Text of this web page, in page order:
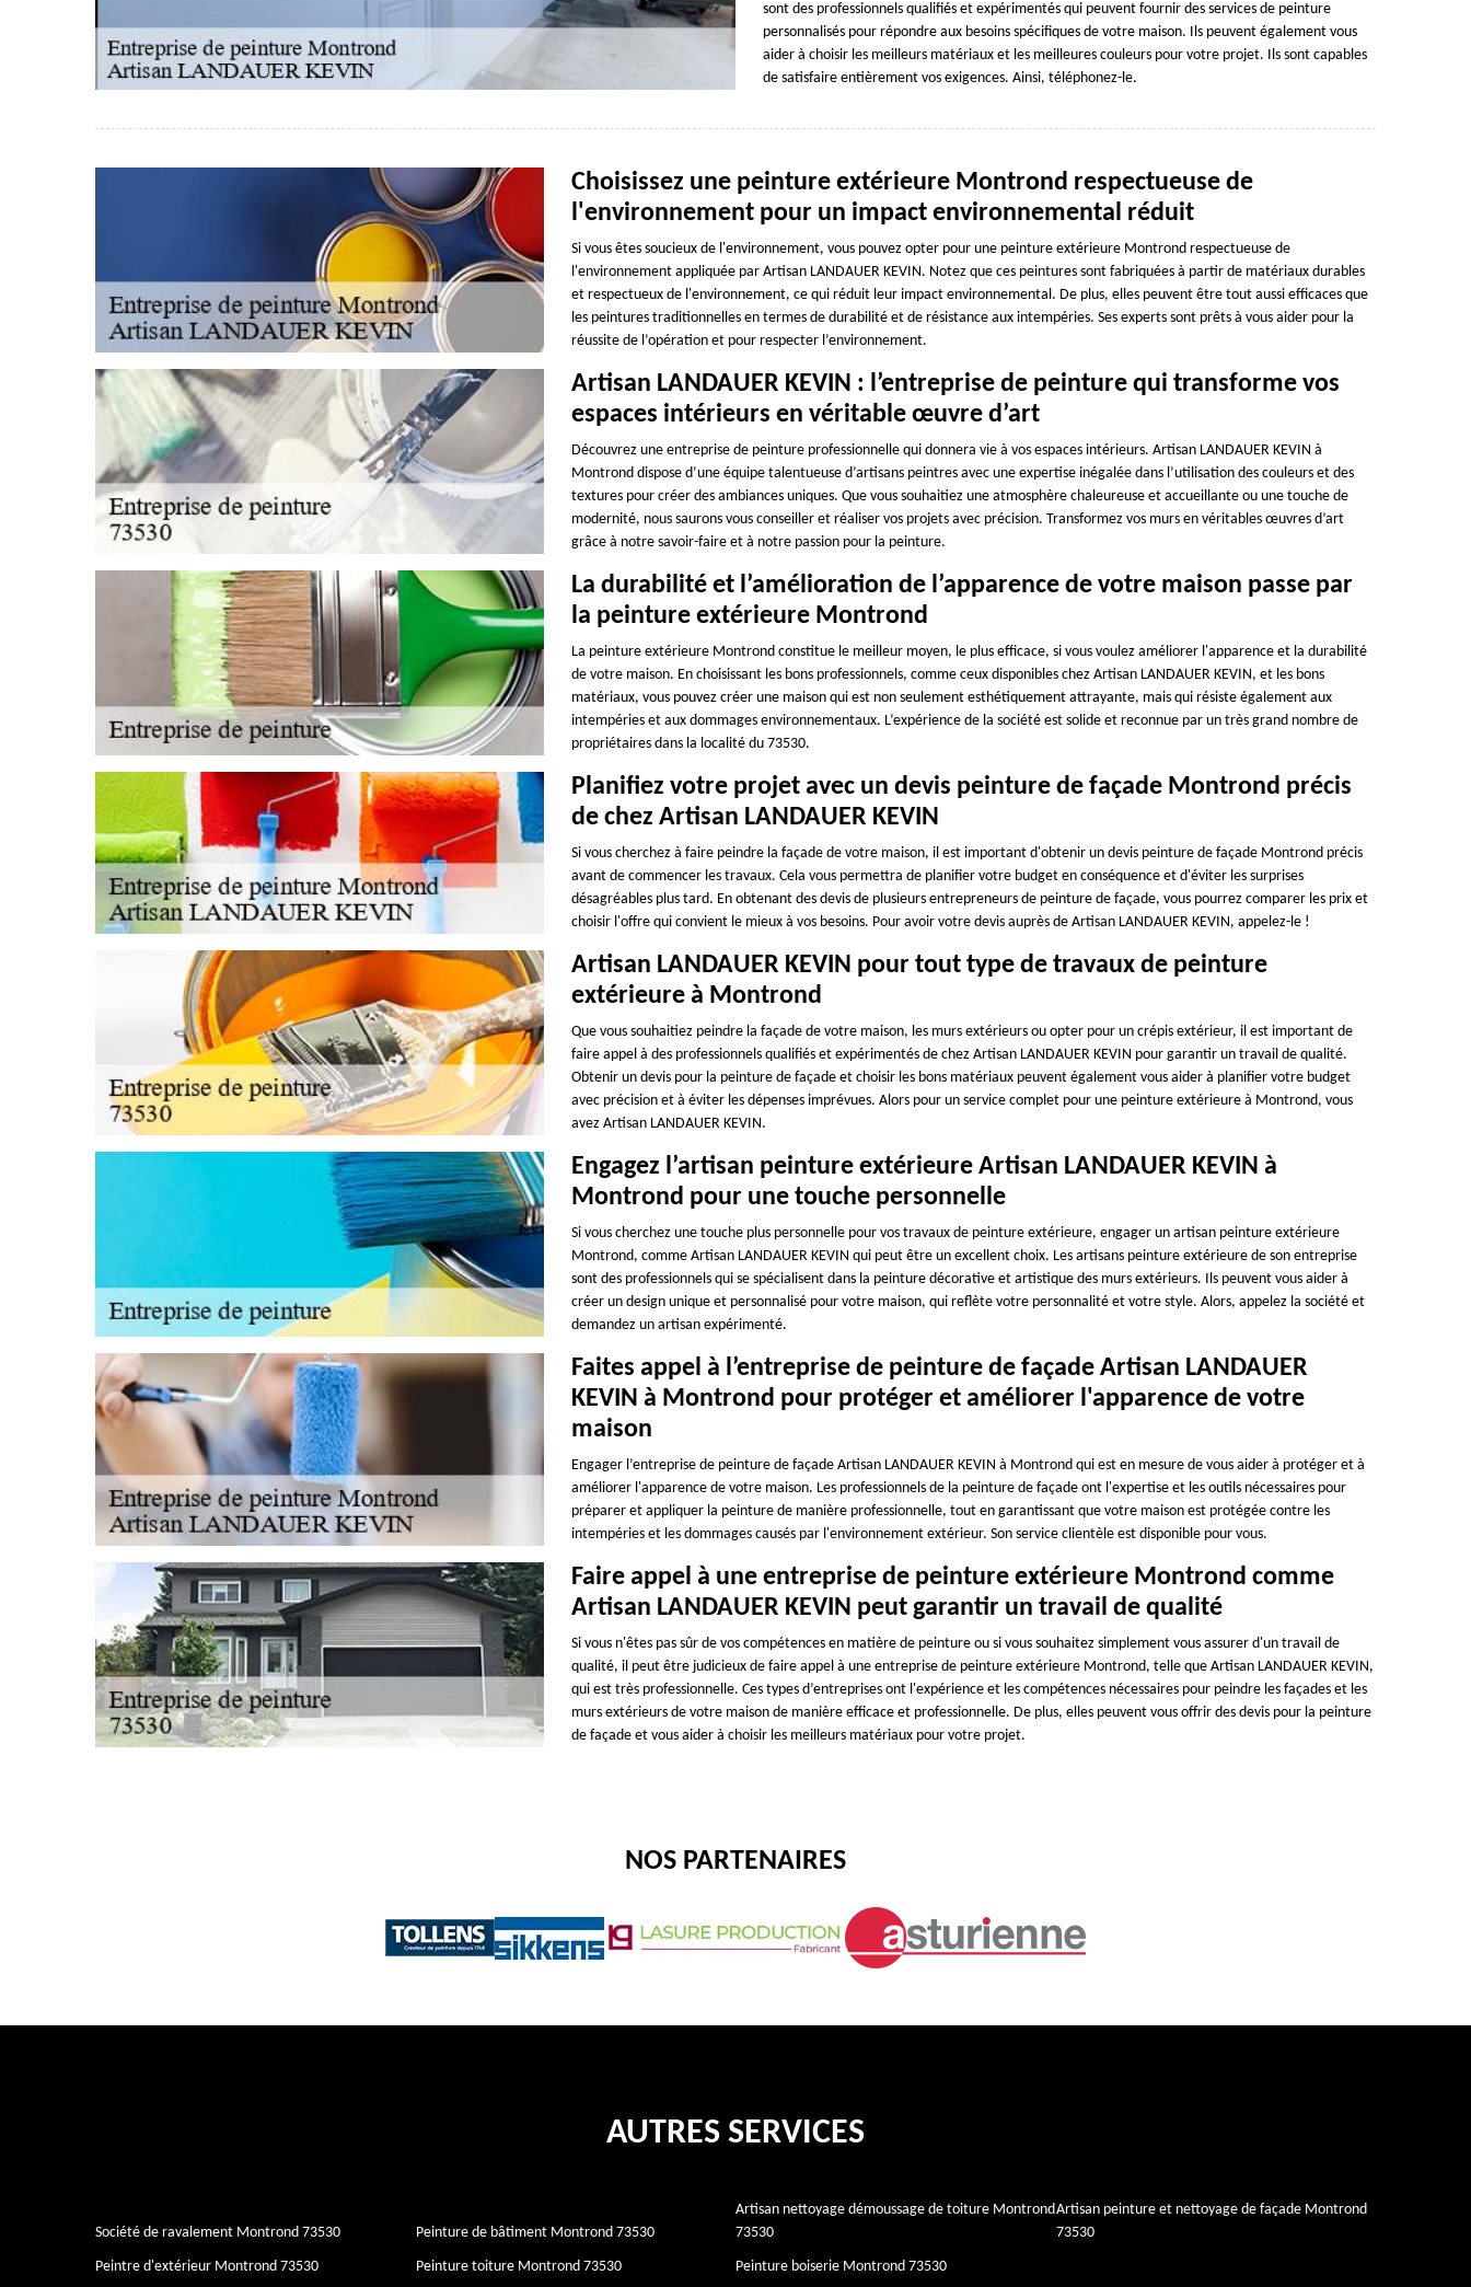
sont des professionnels qualifiés et expérimentés qui peuvent fournir des services de peinture
personnalisés pour répondre aux besoins spécifiques de votre maison. Ils peuvent également vous
aider à choisir les meilleurs matériaux et les meilleures couleurs pour votre projet. Ils sont capables
de satisfaire entièrement vos exigences. Ainsi, téléphonez-le.
Choisissez une peinture extérieure Montrond respectueuse de
l'environnement pour un impact environnemental réduit
Si vous êtes soucieux de l'environnement, vous pouvez opter pour une peinture extérieure Montrond respectueuse de
l'environnement appliquée par Artisan LANDAUER KEVIN. Notez que ces peintures sont fabriquées à partir de matériaux durables
et respectueux de l'environnement, ce qui réduit leur impact environnemental. De plus, elles peuvent être tout aussi efficaces que
les peintures traditionnelles en termes de durabilité et de résistance aux intempéries. Ses experts sont prêts à vous aider pour la
réussite de l’opération et pour respecter l’environnement.
Artisan LANDAUER KEVIN : l’entreprise de peinture qui transforme vos
espaces intérieurs en véritable œuvre d’art
Découvrez une entreprise de peinture professionnelle qui donnera vie à vos espaces intérieurs. Artisan LANDAUER KEVIN à
Montrond dispose d’une équipe talentueuse d’artisans peintres avec une expertise inégalée dans l’utilisation des couleurs et des
textures pour créer des ambiances uniques. Que vous souhaitiez une atmosphère chaleureuse et accueillante ou une touche de
modernité, nous saurons vous conseiller et réaliser vos projets avec précision. Transformez vos murs en véritables œuvres d’art
grâce à notre savoir-faire et à notre passion pour la peinture.
La durabilité et l’amélioration de l’apparence de votre maison passe par
la peinture extérieure Montrond
La peinture extérieure Montrond constitue le meilleur moyen, le plus efficace, si vous voulez améliorer l'apparence et la durabilité
de votre maison. En choisissant les bons professionnels, comme ceux disponibles chez Artisan LANDAUER KEVIN, et les bons
matériaux, vous pouvez créer une maison qui est non seulement esthétiquement attrayante, mais qui résiste également aux
intempéries et aux dommages environnementaux. L’expérience de la société est solide et reconnue par un très grand nombre de
propriétaires dans la localité du 73530.
Planifiez votre projet avec un devis peinture de façade Montrond précis
de chez Artisan LANDAUER KEVIN
Si vous cherchez à faire peindre la façade de votre maison, il est important d'obtenir un devis peinture de façade Montrond précis
avant de commencer les travaux. Cela vous permettra de planifier votre budget en conséquence et d'éviter les surprises
désagréables plus tard. En obtenant des devis de plusieurs entrepreneurs de peinture de façade, vous pourrez comparer les prix et
choisir l'offre qui convient le mieux à vos besoins. Pour avoir votre devis auprès de Artisan LANDAUER KEVIN, appelez-le !
Artisan LANDAUER KEVIN pour tout type de travaux de peinture
extérieure à Montrond
Que vous souhaitiez peindre la façade de votre maison, les murs extérieurs ou opter pour un crépis extérieur, il est important de
faire appel à des professionnels qualifiés et expérimentés de chez Artisan LANDAUER KEVIN pour garantir un travail de qualité.
Obtenir un devis pour la peinture de façade et choisir les bons matériaux peuvent également vous aider à planifier votre budget
avec précision et à éviter les dépenses imprévues. Alors pour un service complet pour une peinture extérieure à Montrond, vous
avez Artisan LANDAUER KEVIN.
Engagez l’artisan peinture extérieure Artisan LANDAUER KEVIN à
Montrond pour une touche personnelle
Si vous cherchez une touche plus personnelle pour vos travaux de peinture extérieure, engager un artisan peinture extérieure
Montrond, comme Artisan LANDAUER KEVIN qui peut être un excellent choix. Les artisans peinture extérieure de son entreprise
sont des professionnels qui se spécialisent dans la peinture décorative et artistique des murs extérieurs. Ils peuvent vous aider à
créer un design unique et personnalisé pour votre maison, qui reflète votre personnalité et votre style. Alors, appelez la société et
demandez un artisan expérimenté.
Faites appel à l’entreprise de peinture de façade Artisan LANDAUER
KEVIN à Montrond pour protéger et améliorer l'apparence de votre
maison
Engager l’entreprise de peinture de façade Artisan LANDAUER KEVIN à Montrond qui est en mesure de vous aider à protéger et à
améliorer l'apparence de votre maison. Les professionnels de la peinture de façade ont l'expertise et les outils nécessaires pour
préparer et appliquer la peinture de manière professionnelle, tout en garantissant que votre maison est protégée contre les
intempéries et les dommages causés par l'environnement extérieur. Son service clientèle est disponible pour vous.
Faire appel à une entreprise de peinture extérieure Montrond comme
Artisan LANDAUER KEVIN peut garantir un travail de qualité
Si vous n'êtes pas sûr de vos compétences en matière de peinture ou si vous souhaitez simplement vous assurer d'un travail de
qualité, il peut être judicieux de faire appel à une entreprise de peinture extérieure Montrond, telle que Artisan LANDAUER KEVIN,
qui est très professionnelle. Ces types d’entreprises ont l'expérience et les compétences nécessaires pour peindre les façades et les
murs extérieurs de votre maison de manière efficace et professionnelle. De plus, elles peuvent vous offrir des devis pour la peinture
de façade et vous aider à choisir les meilleurs matériaux pour votre projet.
NOS PARTENAIRES
AUTRES SERVICES
Société de ravalement Montrond 73530 Peinture de bâtiment Montrond 73530
Artisan nettoyage démoussage de toiture Montrond
73530
Artisan peinture et nettoyage de façade Montrond
73530
Peintre d'extérieur Montrond 73530 Peinture toiture Montrond 73530 Peinture boiserie Montrond 73530